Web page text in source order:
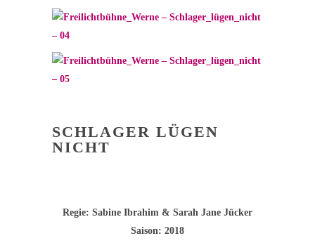
SCHLAGER LÜGEN
NICHT
Regie: Sabine Ibrahim & Sarah Jane Jücker
Saison: 2018